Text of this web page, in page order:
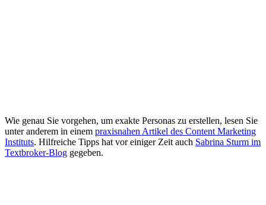
Wie genau Sie vorgehen, um exakte Personas zu erstellen, lesen Sie
unter anderem in einem praxisnahen Artikel des Content Marketing
Instituts. Hilfreiche Tipps hat vor einiger Zeit auch Sabrina Sturm im
Textbroker-Blog gegeben.